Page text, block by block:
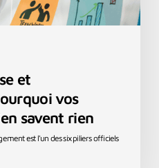
et
vos
savent rien
est l'un des six piliers officiels